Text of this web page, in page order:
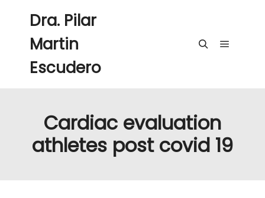
Dra. Pilar
Martin
Escudero
Cardiac evaluation
athletes post covid 19